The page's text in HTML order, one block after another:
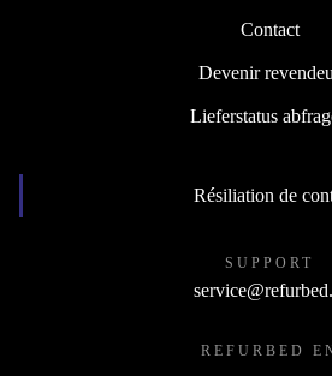
Contact
Devenir
Lieferstatus
Résiliation de
SUPPORT
REFURBED